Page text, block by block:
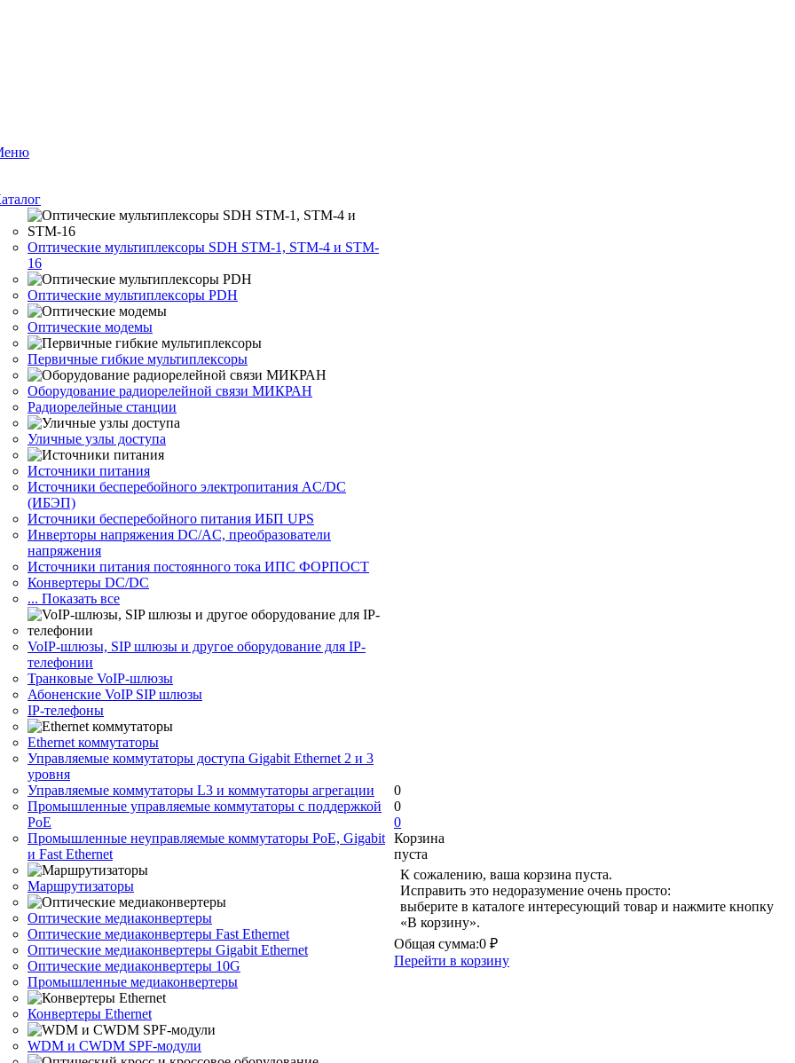
Оптические мультиплексоры SDH STM-1, STM-4 и STM-
16
Оптические мультиплексоры PDH
Оптические модемы
Первичные гибкие мультиплексоры
Оборудование радиорелейной связи МИКРАН
Радиорелейные станции
Уличные узлы доступа
Источники питания
Источники бесперебойного электропитания AC/DC
(ИБЭП)
Источники бесперебойного питания ИБП UPS
Инверторы напряжения DC/AC, преобразователи
напряжения
Источники питания постоянного тока ИПС ФОРПОСТ
Конвертеры DC/DC
... Показать все
VoIP-шлюзы, SIP шлюзы и другое оборудование для IP-
телефонии
Транковые VoIP-шлюзы
Абоненские VoIP SIP шлюзы
IP-телефоны
Ethernet коммутаторы
Управляемые коммутаторы доступа Gigabit Ethernet 2 и 3
уровня
Управляемые коммутаторы L3 и коммутаторы агрегации
Промышленные управляемые коммутаторы с поддержкой
PoE
Промышленные неуправляемые коммутаторы PoE, Gigabit
и Fast Ethernet
Маршрутизаторы
Оптические медиаконвертеры
Оптические медиаконвертеры Fast Ethernet
Оптические медиаконвертеры Gigabit Ethernet
Оптические медиаконвертеры 10G
Промышленные медиаконвертеры
Конвертеры Ethernet
WDM и CWDM SPF-модули
0
0
0
Корзина
пуста
К сожалению, ваша корзина пуста.
Исправить это недоразумение очень просто:
выберите в каталоге интересующий товар и нажмите кнопку
«В корзину».
Общая сумма:0 ₽
Перейти в корзину